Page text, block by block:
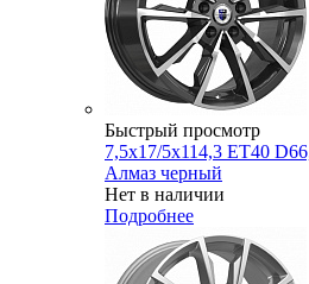
Быстрый просмотр
7,5x17/5x114,3 ET40
Алмаз черный
Нет в наличии
Подробнее